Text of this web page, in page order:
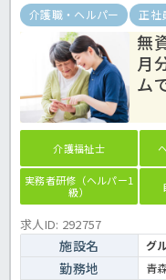
介護職・ヘルパー 正社
無
月
ム
介護福祉士
実務者研修（ヘルパー1
級）
求人ID: 292757
施設名 グ
勤務地 青